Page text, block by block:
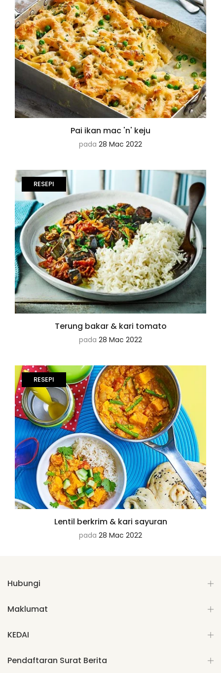
Pai ikan mac 'n' keju
pada 28 Mac 2022
RESEPI
Terung bakar & kari tomato
pada 28 Mac 2022
RESEPI
Lentil berkrim & kari sayuran
pada 28 Mac 2022
Hubungi
Maklumat
KEDAI
Pendaftaran Surat Berita